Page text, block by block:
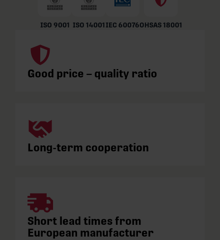
ISO 9001 ISO 14001IEC 60076OHSAS 18001
Good price – quality ratio
Long-term cooperation
Short lead times from
European manufacturer